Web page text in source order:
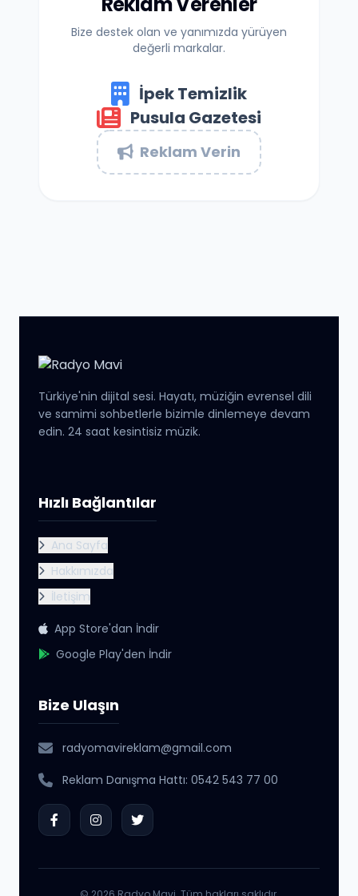
Bize destek olan ve yanımızda yürüyen
değerli markalar.
İpek Temizlik
Pusula Gazetesi
Reklam Verin
Türkiye'nin dijital sesi. Hayatı, müziğin evrensel dili
ve samimi sohbetlerle bizimle dinlemeye devam
edin. 24 saat kesintisiz müzik.
Hızlı Bağlantılar
Ana Sayfa
Hakkımızda
İletişim
App Store'dan İndir
Google Play'den İndir
Bize Ulaşın
radyomavireklam@gmail.com
Reklam Danışma Hattı: 0542 543 77 00